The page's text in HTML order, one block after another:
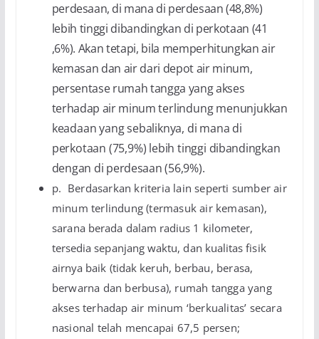
perdesaan, di mana di perdesaan(48,8%)
lebih tinggi dibandingkan di perkotaan (41
,6%). Akan tetapi, bila memperhitungkan air
kemasan dan air dari depot air minum,
persentase rumah tangga yang akses
terhadap air minumterlindung menunjukkan
keadaan yang sebaliknya, di mana di
perkotaan (75,9%) lebih tinggi dibandingkan
dengan di perdesaan (56,9%).
p. Berdasarkan kriteria lain seperti sumber air
minum terlindung (termasuk air kemasan),
sarana berada dalam radius 1 kilometer,
tersedia sepanjang waktu, dan kualitas fisik
airnya baik (tidak keruh, berbau, berasa,
berwarna dan berbusa), rumah tangga yang
akses terhadap air minum ‘berkualitas’ secara
nasional telah mencapai 67,5 persen;